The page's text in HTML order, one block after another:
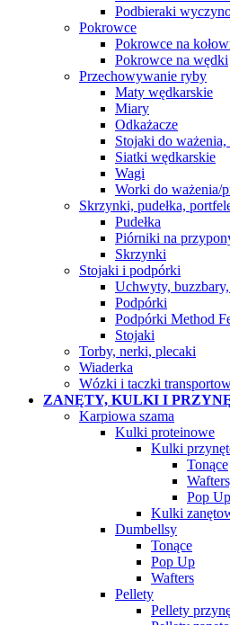
Podbieraki
Pokrowce
Pokrowce na
Pokrowce na wędki
Przechowywanie ryby
Maty wędkarskie
Miary
Odkażacze
Stojaki do ważenia,
Siatki wędkarskie
Wagi
Worki do ważenia/
Skrzynki, pudełka,
Pudełka
Piórniki na
Skrzynki
Stojaki i podpórki
Uchwyty, buzzbary,
Podpórki
Podpórki Method
Stojaki
Torby, nerki, plecaki
Wiaderka
Wózki i taczki
ZANĘTY, KULKI I
Karpiowa szama
Kulki proteinowe
Kulki
Tonące
Pop Up
Kulki
Dumbellsy
Tonące
Pop Up
Wafters
Pellety
Pellety